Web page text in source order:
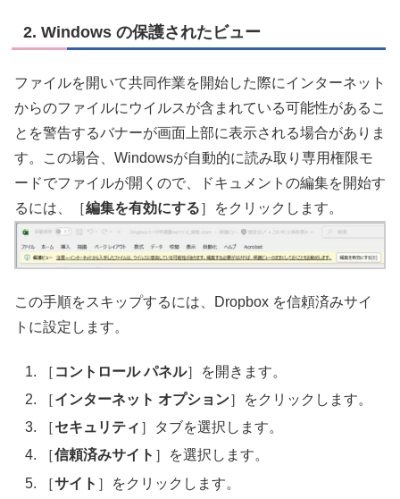
2. Windows の保護されたビュー
ファイルを開いて共同作業を開始した際にインターネット
からのファイルにウイルスが含まれている可能性があるこ
とを警告するバナーが画面上部に表示される場合がありま
す。この場合、Windowsが自動的に読み取り専用権限モ
ードでファイルが開くので、ドキュメントの編集を開始す
るには、［編集を有効にする］をクリックします。
この手順をスキップするには、Dropbox を信頼済みサイ
トに設定します。
［ コントロール パネル］を開きます。
［インターネット オプション］をクリックします。
［セキュリティ ］タブを選択します。
［信頼済みサイト ］を選択します。
［サイト ］をクリックします。